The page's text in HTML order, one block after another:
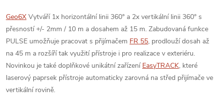
Geo6X Vytváří 1x horizontální linii 360° a 2x vertikální linii 360° s
přesností +/- 2mm / 10 m a dosahem až 15 m. Zabudovaná funkce
PULSE umožňuje pracovat s přijímačem FR 55, prodlouží dosah až
na 45 m a rozšíří tak využití přístroje i pro realizace v exteriéru.
Novinkou je také doplňkové unikátní zařízení EasyTRACK, které
laserový paprsek přístroje automaticky zarovná na střed přijímače ve
vertikální rovině.